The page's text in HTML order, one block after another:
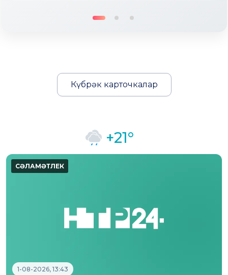
Күбрәк карточкалар
+21°
1-08-2026, 13:43